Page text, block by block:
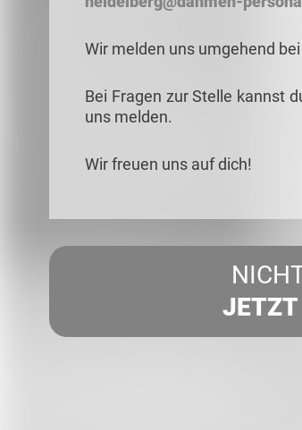
Wir melden uns umgehend
Bei Fragen zur Stelle kannst
uns melden.
Wir freuen uns auf dich!
JETZT